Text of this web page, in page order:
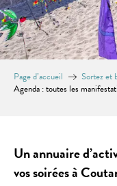
Page d’accueil Sortez et
Agenda : toutes les
Un annuaire
vos soirées à